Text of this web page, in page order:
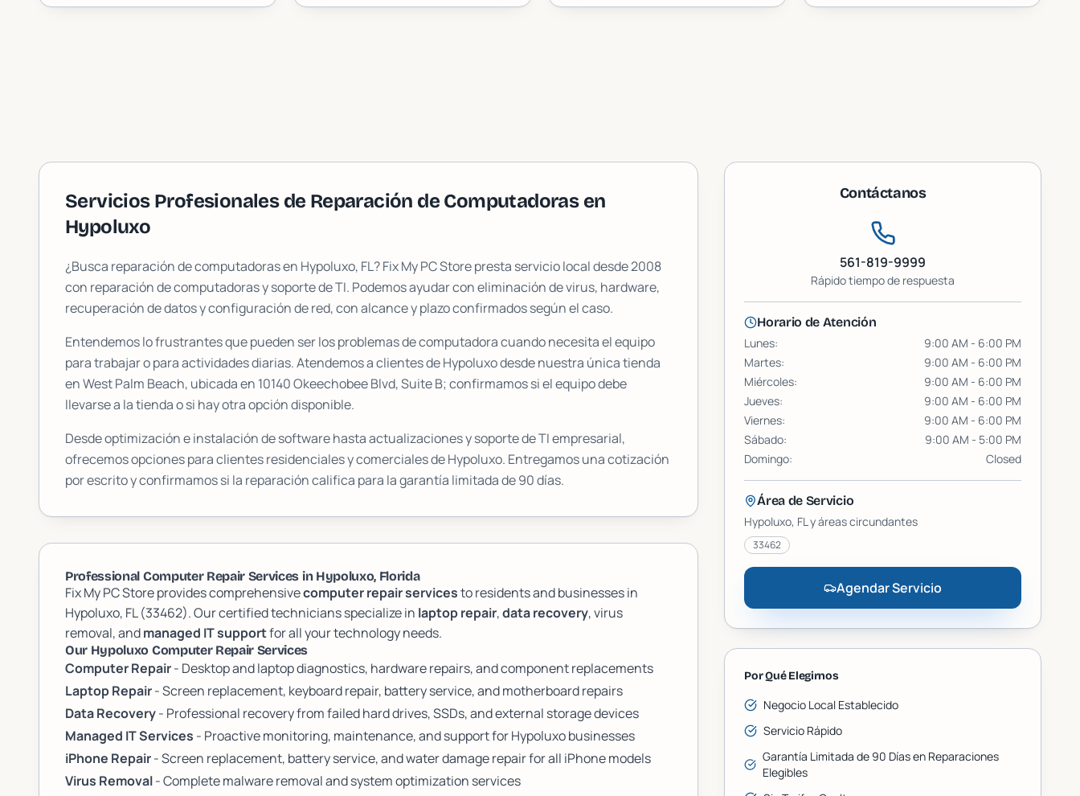
Servicios Profesionales de Reparación de Computadoras en
Hypoluxo
¿Busca reparación de computadoras en Hypoluxo, FL? Fix My PC Store presta servicio local desde 2008
con reparación de computadoras y soporte de TI. Podemos ayudar con eliminación de virus, hardware,
recuperación de datos y configuración de red, con alcance y plazo confirmados según el caso.
Entendemos lo frustrantes que pueden ser los problemas de computadora cuando necesita el equipo
para trabajar o para actividades diarias. Atendemos a clientes deHypoluxodesde nuestra única tienda
en West Palm Beach, ubicada en 10140 Okeechobee Blvd, Suite B; confirmamos si el equipo debe
llevarse a la tienda o si hay otra opción disponible.
Desde optimización e instalación de software hasta actualizaciones y soporte de TI empresarial,
ofrecemos opciones para clientes residenciales y comerciales deHypoluxo. Entregamos una cotización
por escrito y confirmamos si la reparación califica para la garantía limitada de 90 días.
Professional Computer Repair Services in Hypoluxo, Florida
Fix My PC Store provides comprehensivecomputer repair servicesto residents and businesses in
Hypoluxo, FL (33462). Our certified technicians specialize in laptop repair,data recovery, virus
removal, andmanaged IT supportfor all your technology needs.
Our Hypoluxo Computer Repair Services
Computer Repair- Desktop and laptop diagnostics, hardware repairs, and component replacements
Laptop Repair- Screen replacement, keyboard repair, battery service, and motherboard repairs
Data Recovery- Professional recovery from failed hard drives, SSDs, and external storage devices
Managed IT Services - Proactive monitoring, maintenance, and support for Hypoluxo businesses
iPhone Repair- Screen replacement, battery service, and water damage repair for all iPhone models
Virus Removal- Complete malware removal and system optimization services
Contáctanos
561-819-9999
Rápidotiempo de respuesta
Horario de Atención
Lunes:
9:00 AM - 6:00 PM
Martes:
9:00 AM - 6:00 PM
Miércoles:
9:00 AM - 6:00 PM
Jueves:
9:00 AM - 6:00 PM
Viernes:
9:00 AM - 6:00 PM
Sábado:
9:00 AM - 5:00 PM
Domingo: Closed
Área de Servicio
Hypoluxo, FL y áreas circundantes
33462
Agendar Servicio
Por Qué Elegirnos
Negocio Local Establecido
Servicio Rápido
Garantía Limitada de 90 Días en Reparaciones
Elegibles